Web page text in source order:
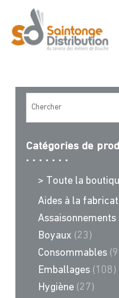
content
Catégories de
> Toute la
Aides à la
Assaisonnements
Boyaux (23)
Consommables
Emballages (108)
Hygiène (27)